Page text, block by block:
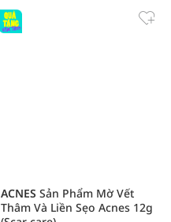
ACNES Sản Phẩm Mờ Vết
Thâm Và Liền Sẹo Acnes 12g